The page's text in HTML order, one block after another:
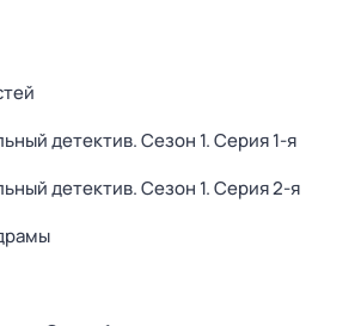
детектив. Сезон 1. Серия 1-я
детектив. Сезон 1. Серия 2-я